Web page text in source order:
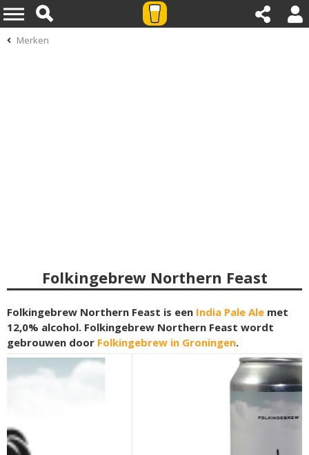
Merken
Folkingebrew Northern Feast
Folkingebrew Northern Feast is een India Pale Ale met
12,0% alcohol. Folkingebrew Northern Feast wordt
gebrouwen door Folkingebrew in Groningen.